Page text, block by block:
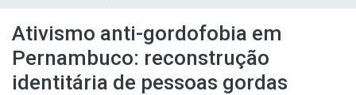
Ativismo anti-gordofobia em
Pernambuco: reconstrução
identitária de pessoas gordas